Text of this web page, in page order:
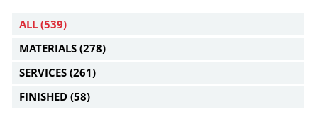
ALL (539)
MATERIALS (278)
SERVICES (261)
FINISHED (58)